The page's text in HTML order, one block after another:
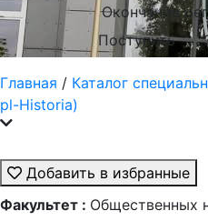
Окончание
Поступить
Главная / Каталог
pl-Historia)
Добавить в избранные
Факультет : Общественных